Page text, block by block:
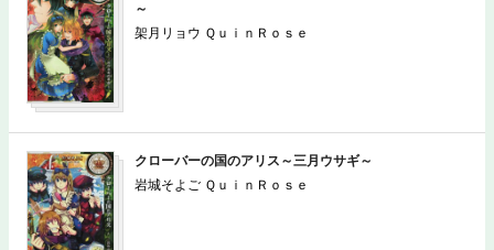
～
架月リョウ ＱｕｉｎＲｏｓｅ
クローバーの国のアリス～三月ウサギ～
岩城そよご ＱｕｉｎＲｏｓｅ